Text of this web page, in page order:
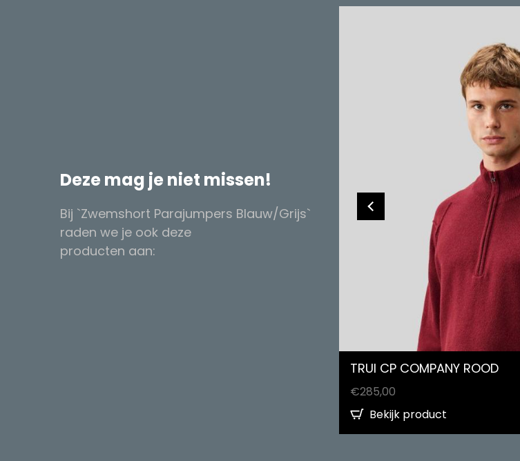
Deze mag je niet missen!
Bij `Zwemshort Parajumpers Blauw/Grijs`
raden we je ook deze
producten aan:
TRUI CP COMPANY ROOD
€285,00
Bekijk product